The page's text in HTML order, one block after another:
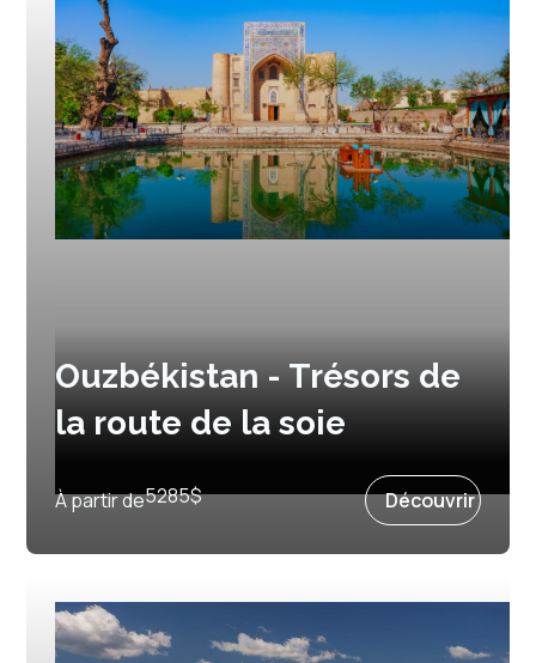
Ouzbékistan - Trésors de
la route de la soie
28 août 2026
À partir de5285$ Découvrir